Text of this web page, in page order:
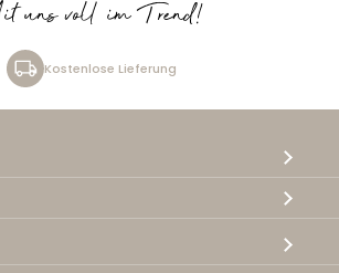
uns voll im Trend!
Kostenlose Lieferung